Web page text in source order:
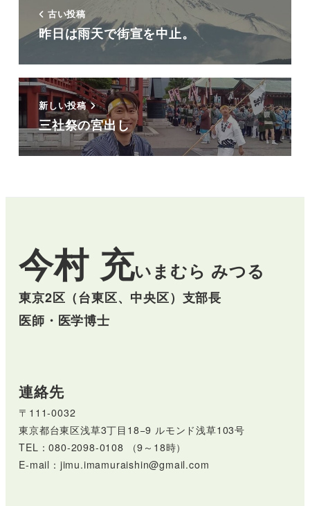
古い投稿
昨日は雨天で街宣を中止。
新しい投稿
三社祭の宮出し
今村 充いまむら みつる
東京2区（台東区、中央区）支部長
医師・医学博士
連絡先
〒111-0032
東京都台東区浅草3丁目18−9 ルモンド浅草103号
TEL：080-2098-0108 （9～18時）
E-mail：jimu.imamuraishin@gmail.com